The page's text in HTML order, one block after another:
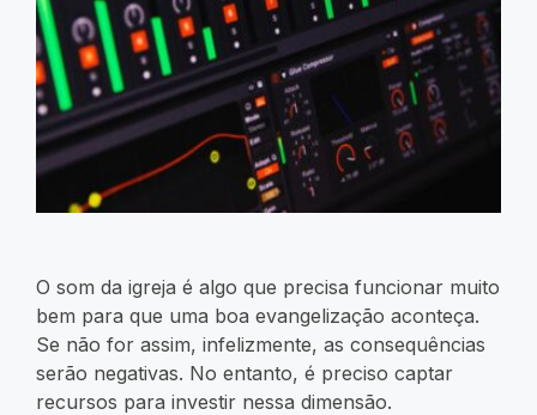
O som da igreja é algo que precisa funcionar muito
bem para que uma boa evangelização aconteça.
Se não for assim, infelizmente, as consequências
serão negativas. No entanto, é preciso captar
recursos para investir nessa dimensão.